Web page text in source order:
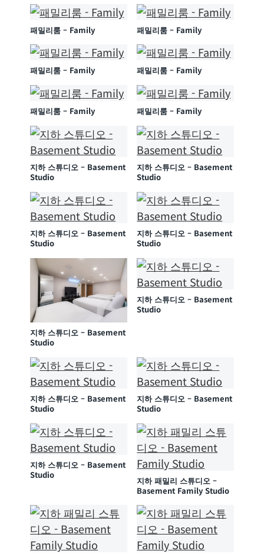
패밀리룸 – Family 패밀리룸 – Family
패밀리룸 – Family 패밀리룸 – Family
패밀리룸 – Family 패밀리룸 – Family
지하 스튜디오 – Basement
Studio
지하 스튜디오 – Basement
Studio
지하 스튜디오 – Basement
Studio
지하 스튜디오 – Basement
Studio
지하 스튜디오 – Basement
Studio
지하 스튜디오 – Basement
Studio
지하 스튜디오 – Basement
Studio
지하 스튜디오 – Basement
Studio
지하 스튜디오 – Basement
Studio
지하 패밀리 스튜디오 –
Basement Family Studio